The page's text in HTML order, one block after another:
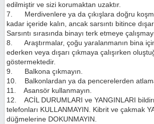
edilmiştir ve sizi korumaktan uzaktır.
7. Merdivenlere ya da çıkışlara doğru
kadar içeride kalın, ancak sarsıntı bitince
Sarsıntı sırasında binayı terk etmeye
8. Araştırmalar, çoğu yaralanmanın bina
ederken veya dışarı çıkmaya çalışırken
göstermektedir.
9. Balkona çıkmayın.
10. Balkonlardan ya da pencerelerden
11. Asansör kullanmayın.
12. ACİL DURUMLARI ve YANGINLARI
telefonları KULLANMAYIN. Kibrit ve çakmak
düğmelerine DOKUNMAYIN.